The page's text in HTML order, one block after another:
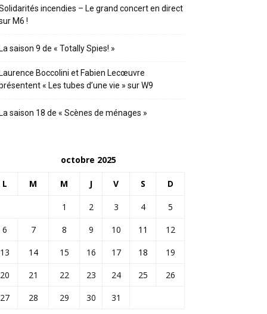
incendies – Le grand concert en direct
M6 !
saison 9 de « Totally Spies! »
Boccolini et Fabien Lecœuvre
« Les tubes d’une vie » sur W9
saison 18 de « Scènes de ménages »
octobre 2025
L M M J V S D
1 2 3 4
5
6
7 8 9 10 11
12
13
14 15 16 17 18
19
20
21 22 23 24 25
26
27
28 29 30 31